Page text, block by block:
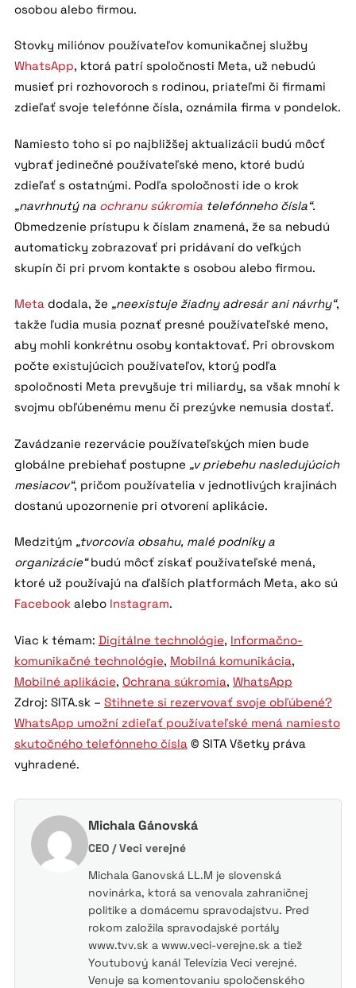
osobou alebo firmou.
Stovky miliónov používateľov komunikačnej služby
WhatsApp, ktorá patrí spoločnosti Meta, už nebudú
musieť pri rozhovoroch s rodinou, priateľmi či firmami
zdieľať svoje telefónne čísla, oznámila firma v pondelok.
Namiesto toho si po najbližšej aktualizácii budú môcť
vybrať jedinečné používateľské meno, ktoré budú
zdieľať s ostatnými. Podľa spoločnosti ide o krok
„navrhnutý na ochranu súkromiatelefónneho čísla“.
Obmedzenie prístupu k číslam znamená, že sa nebudú
automaticky zobrazovať pri pridávaní do veľkých
skupín či pri prvom kontakte s osobou alebo firmou.
Metadodala, že „neexistuje žiadny adresár ani návrhy“,
takže ľudia musia poznať presné používateľské meno,
aby mohli konkrétnu osoby kontaktovať. Pri obrovskom
počte existujúcich používateľov, ktorý podľa
spoločnosti Meta prevyšuje tri miliardy, sa však mnohí k
svojmu obľúbenému menu či prezývke nemusia dostať.
Zavádzanie rezervácie používateľských mien bude
globálne prebiehať postupne „v priebehu nasledujúcich
mesiacov“, pričom používatelia v jednotlivých krajinách
dostanú upozornenie pri otvorení aplikácie.
Medzitým „tvorcovia obsahu, malé podniky a
organizácie“budú môcť získať používateľské mená,
ktoré už používajú na ďalších platformách Meta, ako sú
Facebookalebo Instagram.
Viac k témam: Digitálne technológie, Informačno-
komunikačné technológie, Mobilná komunikácia,
Mobilné aplikácie, Ochrana súkromia, WhatsApp
Zdroj: SITA.sk – Stihnete si rezervovať svoje obľúbené?
WhatsApp umožní zdieľať používateľské mená namiesto
skutočného telefónneho čísla © SITA Všetky práva
vyhradené.
Michala Gánovská
CEO / Veci verejné
Michala Ganovská LL.M je slovenská
novinárka, ktorá sa venovala zahraničnej
politike a domácemu spravodajstvu. Pred
rokom založila spravodajské portály
www.tvv.sk a www.veci-verejne.sk a tiež
Youtubový kanál Televízia Veci verejné.
Venuje sa komentovaniu spoločenského